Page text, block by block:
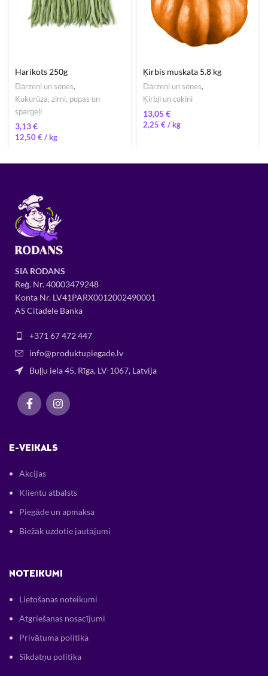
Harikots 250g
Dārzeņi un sēnes,
Kukurūza, zirņi, pupas un
sparģeļi
€
12,50€/
Ķirbis muskata 5.8 kg
Dārzeņi un sēnes,
Ķirbji un cukini
€
2,25 € /
SIA RODANS
Reģ. Nr.40003479248
Konta Nr. LV41PARX0012002490001
AS Citadele Banka
+371 67 472 447
info@produktupiegade.lv
Buļļu iela 45, Rīga, LV-1067, Latvija
E-VEIKALS
Akcijas
Klientu atbalsts
Piegāde un apmaksa
Biežāk uzdotie jautājumi
NOTEIKUMI
Lietošanas noteikumi
Atgriešanas nosacījumi
Privātuma politika
Sīkdatņu politika